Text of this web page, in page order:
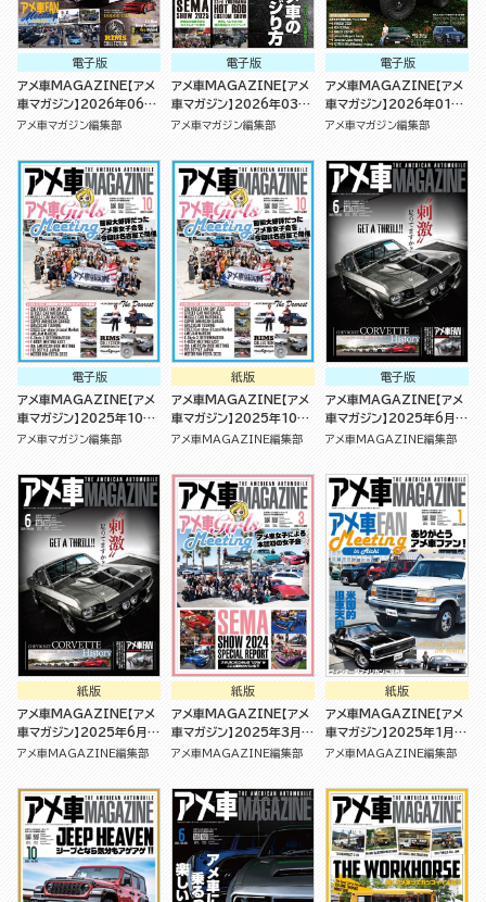
電子版
アメ車MAGAZINE【アメ
車マガジン】2026年06月
号
アメ車マガジン編集部
電子版
アメ車MAGAZINE【アメ
車マガジン】2026年03月
号
アメ車マガジン編集部
電子版
アメ車MAGAZINE【アメ
車マガジン】2026年01月
号
アメ車マガジン編集部
電子版
アメ車MAGAZINE【アメ
車マガジン】2025年10月
号
アメ車マガジン編集部
紙版
アメ車MAGAZINE【アメ
車マガジン】2025年10月
号 [雑誌]
アメ車MAGAZINE編集部
電子版
アメ車MAGAZINE【アメ
車マガジン】2025年6月号
[雑誌]
アメ車MAGAZINE編集部
紙版
アメ車MAGAZINE【アメ
車マガジン】2025年6月号
[雑誌]
アメ車MAGAZINE編集部
紙版
アメ車MAGAZINE【アメ
車マガジン】2025年3月号
[雑誌]
アメ車MAGAZINE編集部
紙版
アメ車MAGAZINE【アメ
車マガジン】2025年1月号
[雑誌]
アメ車MAGAZINE編集部